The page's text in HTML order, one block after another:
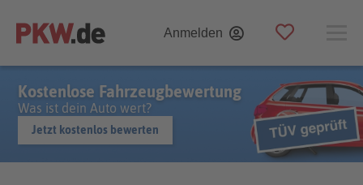
Anmelden
Kostenlose Fahrzeugbewertung
Was ist dein Auto wert?
Jetzt kostenlos bewerten